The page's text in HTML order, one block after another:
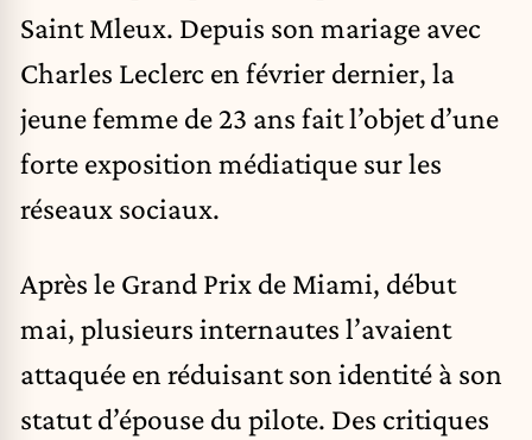
Saint Mleux. Depuis son mariage avec
Charles Leclerc en février dernier, la
jeune femme de 23 ans fait l’objet d’une
forte exposition médiatique sur les
réseaux sociaux.
Après le Grand Prix de Miami, début
mai, plusieurs internautes l’avaient
attaquée en réduisant son identité à son
statut d’épouse du pilote. Des critiques